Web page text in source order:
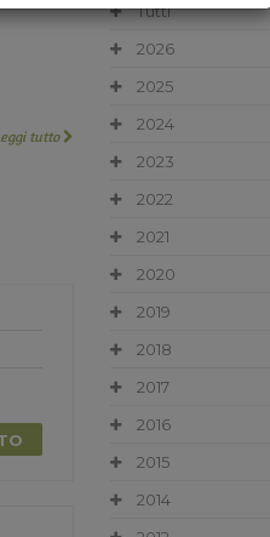
tutto
Tutti
2026
2025
2024
2023
2022
2021
2020
2019
2018
2017
2016
2015
2014